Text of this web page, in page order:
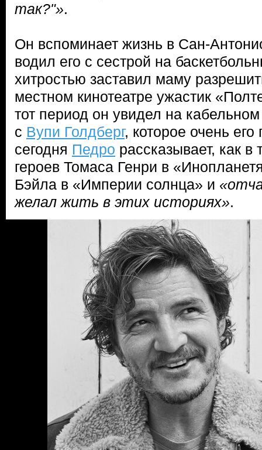
так?"».
Он вспоминает жизнь в Сан-
водил его с сестрой на
хитростью заставил маму
местном кинотеатре ужастик
тот период он увидел на
с Вупи Голдберг, которое очень
сегодня Педро рассказывает, как в
героев Томаса Генри в
Бэйла в «Империи солнца» и
желал жить в этих историях».